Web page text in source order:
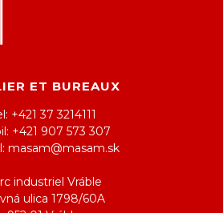
ET BUREAUX
+421 37 3214111
+421 907 573 307
masam@masam.sk
industriel Vráble
ulica 1798/60A